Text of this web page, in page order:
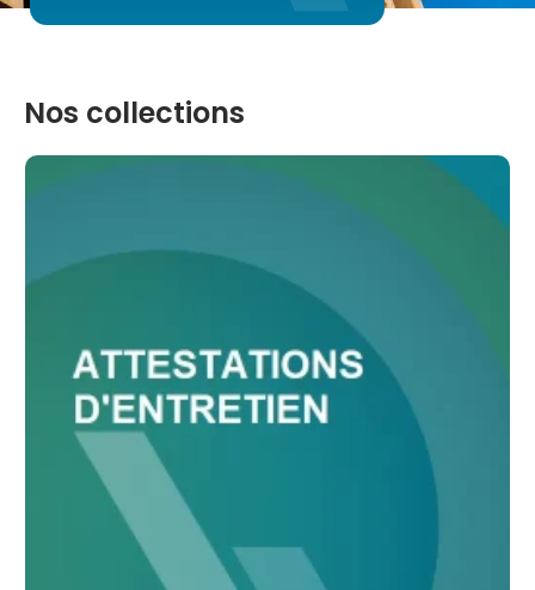
Nos collections